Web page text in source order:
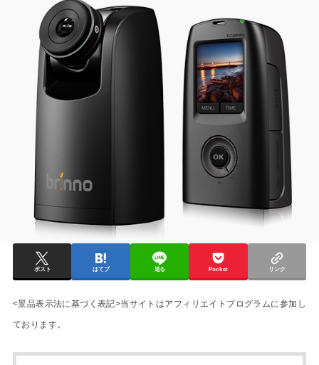
ポスト はてブ 送る Pocket リンク
<景品表示法に基づく表記>当サイトはアフィリエイトプログラムに参加し
ております。